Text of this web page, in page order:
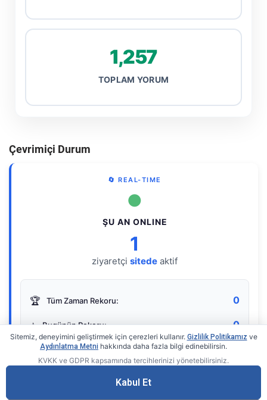
1,257
TOPLAM YORUM
Çevrimiçi Durum
🔄 REAL-TIME
●
ŞU AN ONLINE
1
ziyaretçi sitede aktif
🏆 Tüm Zaman Rekoru: 0
⭐ Bugünün Rekoru: 0
Gerçek zamanlı sayaç
Sitemiz, deneyimini geliştirmek için çerezleri kullanır. Gizlilik Politikamız ve
Aydınlatma Metni hakkında daha fazla bilgi edinebilirsin.
KVKK ve GDPR kapsamında tercihlerinizi yönetebilirsiniz.
Kabul Et